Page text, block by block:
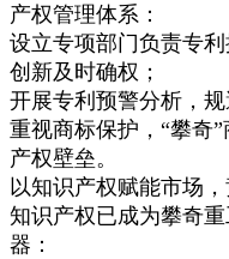
产权管理体系：
设立专项部门负责专
创新及时确权；
开展专利预警分析，
重视商标保护，“攀奇
产权壁垒。
以知识产权赋能市场
知识产权已成为攀奇
器：